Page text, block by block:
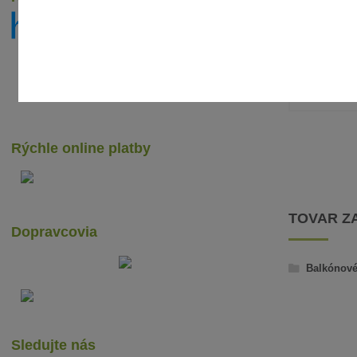
Rýchle online platby
Dopravcovia
Sledujte nás
TOVAR